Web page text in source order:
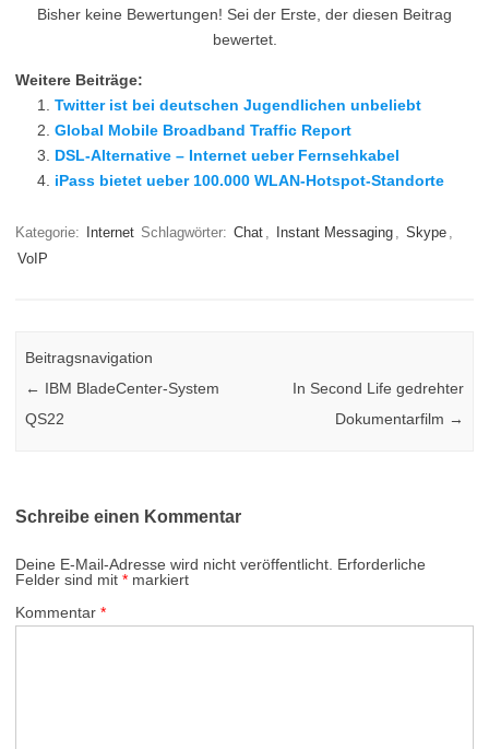
Bisher keine Bewertungen! Sei der Erste, der diesen Beitrag
bewertet.
Weitere Beiträge:
Twitter ist bei deutschen Jugendlichen unbeliebt
Global Mobile Broadband Traffic Report
DSL-Alternative – Internet ueber Fernsehkabel
iPass bietet ueber 100.000 WLAN-Hotspot-Standorte
Kategorie: Internet Schlagwörter: Chat , Instant Messaging , Skype ,
VoIP
Beitragsnavigation
← IBM BladeCenter-System
QS22
In Second Life gedrehter
Dokumentarfilm →
Schreibe einen Kommentar
Deine E-Mail-Adresse wird nicht veröffentlicht. Erforderliche
Felder sind mit * markiert
Kommentar *